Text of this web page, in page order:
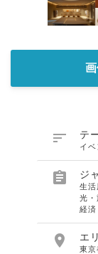
 テ
イ
 ジ
生活
光・
経済
 エ
東京